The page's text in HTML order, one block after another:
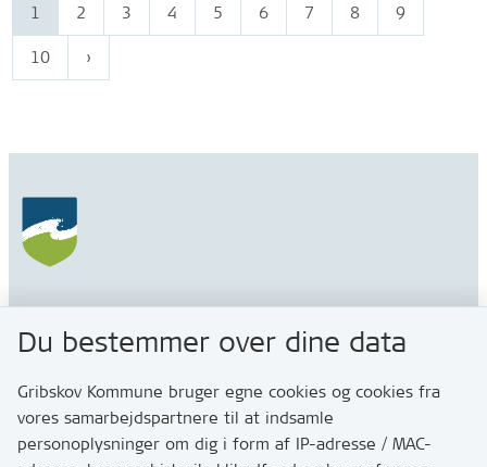
1 2 3 4 5 6 7 8 9
10
3200 Helsinge
Kontakt
Du bestemmer over dine data
Gribskov Kommune bruger egne cookies og cookies fra
vores samarbejdspartnere til at indsamle
personoplysninger om dig i form af IP-adresse / MAC-